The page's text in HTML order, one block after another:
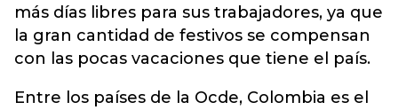
más días libres para sus trabajadores, ya que
la gran cantidad de festivos se compensan
con las pocas vacaciones que tiene el país.
Entre los países de la Ocde, Colombia es el